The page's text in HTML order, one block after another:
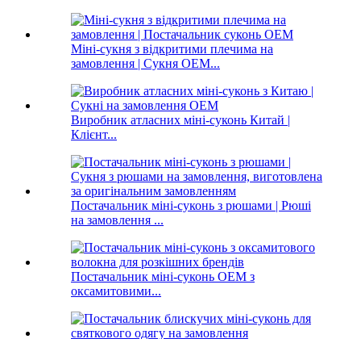
Міні-сукня з відкритими плечима на
замовлення | Сукня OEM...
Виробник атласних міні-суконь Китай |
Клієнт...
Постачальник міні-суконь з рюшами | Рюші
на замовлення ...
Постачальник міні-суконь OEM з
оксамитовими...